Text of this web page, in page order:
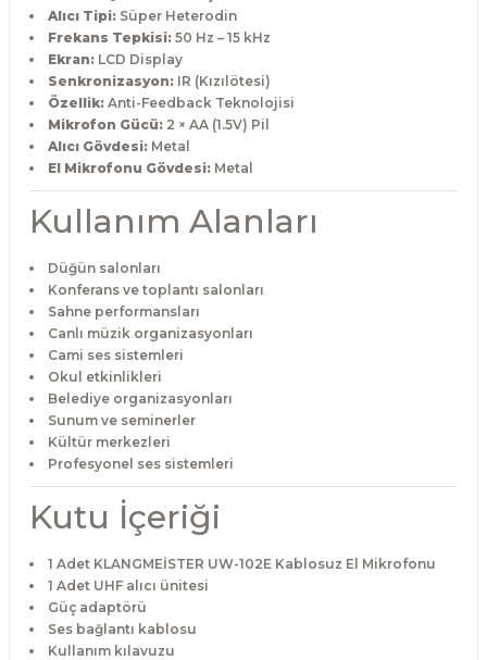
Alıcı Tipi: Süper Heterodin
Frekans Tepkisi: 50 Hz – 15 kHz
Ekran: LCD Display
Senkronizasyon: IR (Kızılötesi)
Özellik: Anti-Feedback Teknolojisi
Mikrofon Gücü: 2 × AA (1.5V) Pil
Alıcı Gövdesi: Metal
El Mikrofonu Gövdesi: Metal
Kullanım Alanları
Düğün salonları
Konferans ve toplantı salonları
Sahne performansları
Canlı müzik organizasyonları
Cami ses sistemleri
Okul etkinlikleri
Belediye organizasyonları
Sunum ve seminerler
Kültür merkezleri
Profesyonel ses sistemleri
Kutu İçeriği
1 Adet KLANGMEİSTER UW-102E Kablosuz El Mikrofonu
1 Adet UHF alıcı ünitesi
Güç adaptörü
Ses bağlantı kablosu
Kullanım kılavuzu